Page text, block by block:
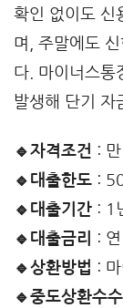
확인 없이도 신
며, 주말에도
다. 마이너스통
발생해 단기 자
🔹자격조건 :
🔹대출한도 :
🔹대출기간 : 1
🔹대출금리
:
🔹상환방법 :
🔹중도상환수